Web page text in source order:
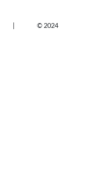
© 2024